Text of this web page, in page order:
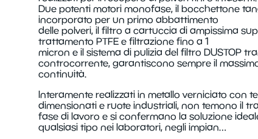
Due potenti motori monofase, il bocchettone
incorporato per un primo abbattimento
delle polveri, il filtro a cartuccia di ampissima
trattamento PTFE e filtrazione fino a 1
micron e il sistema di pulizia del filtro DUSTOP
controcorrente, garantiscono sempre il
continuità.
Interamente realizzati in metallo verniciato con
dimensionati e ruote industriali, non temono il
fase di lavoro e si confermano la soluzione
qualsiasi tipo nei laboratori, negli impian…